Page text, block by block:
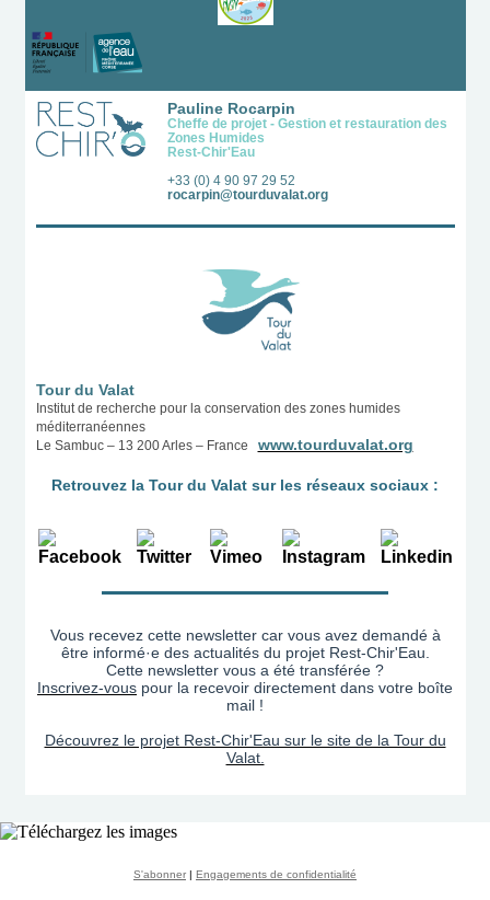
Pauline Rocarpin
Cheffe de projet - Gestion et restauration des
Zones Humides
Rest-Chir'Eau
+33 (0) 4 90 97 29 52
rocarpin@tourduvalat.org
Tour du Valat
Institut de recherche pour la conservation des zones humides
méditerranéennes
Le Sambuc – 13 200 Arles – France www.tourduvalat.org
Retrouvez la Tour du Valat sur les réseaux sociaux :
Vous recevez cette newsletter car vous avez demandé à
être informé·e des actualités du projet Rest-Chir'Eau.
Cette newsletter vous a été transférée ?
Inscrivez-vous pour la recevoir directement dans votre boîte
mail !
Découvrez le projet Rest-Chir'Eau sur le site de la Tour du
Valat.
S'abonner | Engagements de confidentialité